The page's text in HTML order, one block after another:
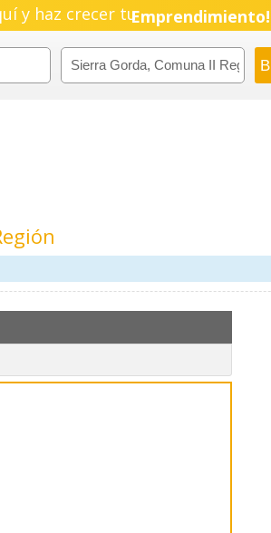
y haz crecer tuPyme!
Emprendimiento!